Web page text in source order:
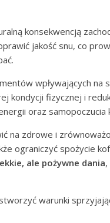
konsekwencją
jakość snu, co
wpływających na
kondycji fizycznej i
oraz samopoczucia
na zdrowe i
ograniczyć spożycie
ale pożywne dania
warunki